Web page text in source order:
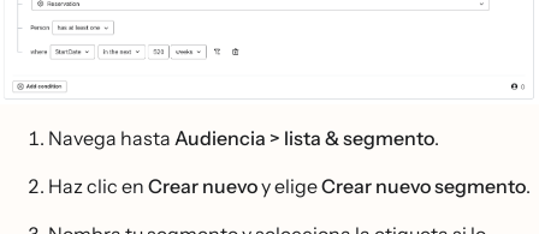
Navega hasta Audiencia > lista & segmento.
Haz clic en Crear nuevoy eligeCrear nuevo segmento.